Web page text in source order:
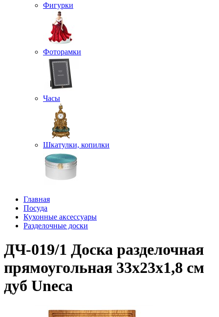
Фигурки
Фоторамки
Часы
Шкатулки, копилки
Главная
Посуда
Кухонные аксессуары
Разделочные доски
ДЧ-019/1 Доска разделочная
прямоугольная 33х23х1,8 см
дуб Uneca